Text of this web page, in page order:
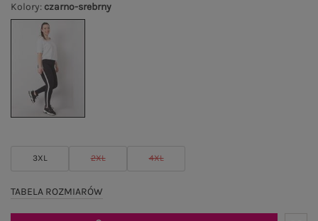
Kolory: czarno-srebrny
3XL 2XL 4XL
TABELA ROZMIARÓW